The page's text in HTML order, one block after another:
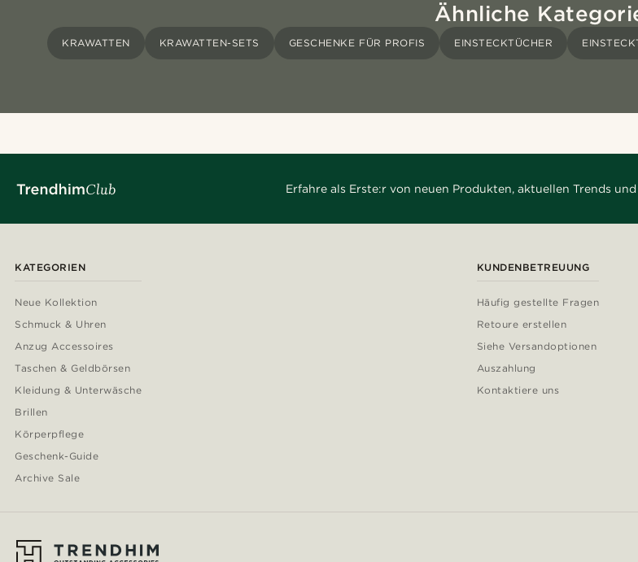
Ähnliche
KRAWATTEN KRAWATTEN-SETS GESCHENKE FÜR PROFIS EINSTECKTÜCHER
Erfahre als Erste:r von neuen Produkten, aktuellen Trends
KATEGORIEN
Neue Kollektion
Schmuck & Uhren
Anzug Accessoires
Taschen & Geldbörsen
Kleidung & Unterwäsche
Brillen
Körperpflege
Geschenk-Guide
Archive Sale
KUNDENBETREUUNG
Häufig gestellte Fragen
Retoure erstellen
Siehe Versandoptionen
Auszahlung
Kontaktiere uns